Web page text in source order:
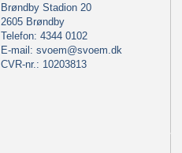
Brøndby Stadion 20
2605 Brøndby
Telefon: 4344 0102
E-mail: svoem@svoem.dk
CVR-nr.: 10203813